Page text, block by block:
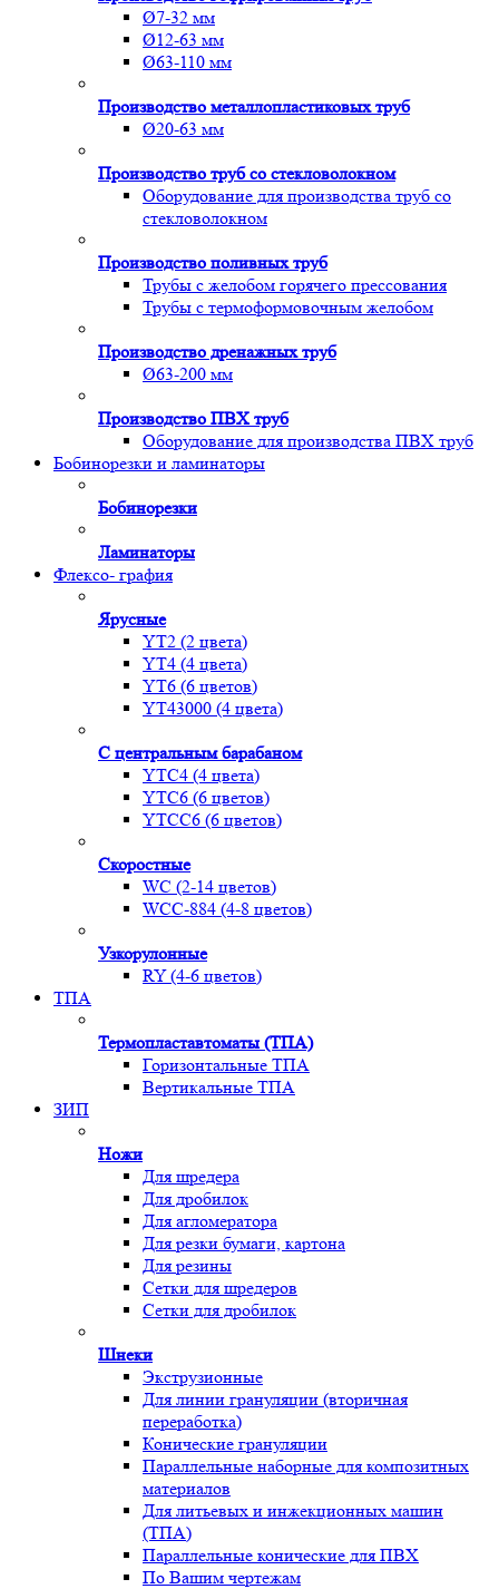
Ø7-32 мм
Ø12-63 мм
Ø63-110 мм
Производство металлопластиковых труб
Ø20-63 мм
Производство труб со стекловолокном
Оборудование для производства труб со
стекловолокном
Производство поливных труб
Трубы с желобом горячего прессования
Трубы с термоформовочным желобом
Производство дренажных труб
Ø63-200 мм
Производство ПВХ труб
Оборудование для производства ПВХ труб
Бобинорезки и ламинаторы
Бобинорезки
Ламинаторы
Флексо- графия
Ярусные
YT2 (2 цвета)
YT4 (4 цвета)
YT6 (6 цветов)
YT43000 (4 цвета)
С центральным барабаном
YТС4 (4 цвета)
YТС6 (6 цветов)
YТСC6 (6 цветов)
Скоростные
WС (2-14 цветов)
WСС-884 (4-8 цветов)
Узкорулонные
RY (4-6 цветов)
ТПА
Термопластавтоматы (ТПА)
Горизонтальные ТПА
Вертикальные ТПА
ЗИП
Ножи
Для шредера
Для дробилок
Для агломератора
Для резки бумаги, картона
Для резины
Сетки для шредеров
Сетки для дробилок
Шнеки
Экструзионные
Для линии грануляции (вторичная
переработка)
Конические грануляции
Параллельные наборные для композитных
материалов
Для литьевых и инжекционных машин
(ТПА)
Параллельные конические для ПВХ
По Вашим чертежам